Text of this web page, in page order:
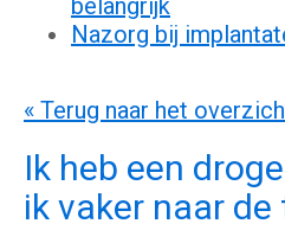
belangrijk
Nazorg bij
« Terug naar het
Ik heb een
ik vaker naar